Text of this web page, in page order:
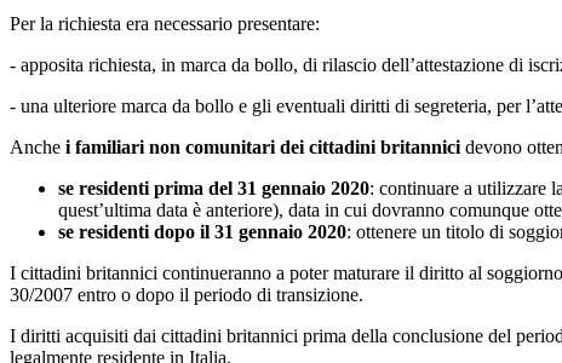
Per la richiesta era necessario presentare:
- apposita richiesta, in marca da bollo, di rilascio dell’attestazione di
- una ulteriore marca da bollo e gli eventuali diritti di segreteria, per
Anche i familiari non comunitari dei cittadini britannici devono
se residenti prima del 31 gennaio 2020: continuare a utilizzare
quest’ultima data è anteriore), data in cui dovranno comunque
se residenti dopo il 31 gennaio 2020: ottenere un titolo di
I cittadini britannici continueranno a poter maturare il diritto al
30/2007 entro o dopo il periodo di transizione.
I diritti acquisiti dai cittadini britannici prima della conclusione del
legalmente residente in Italia.